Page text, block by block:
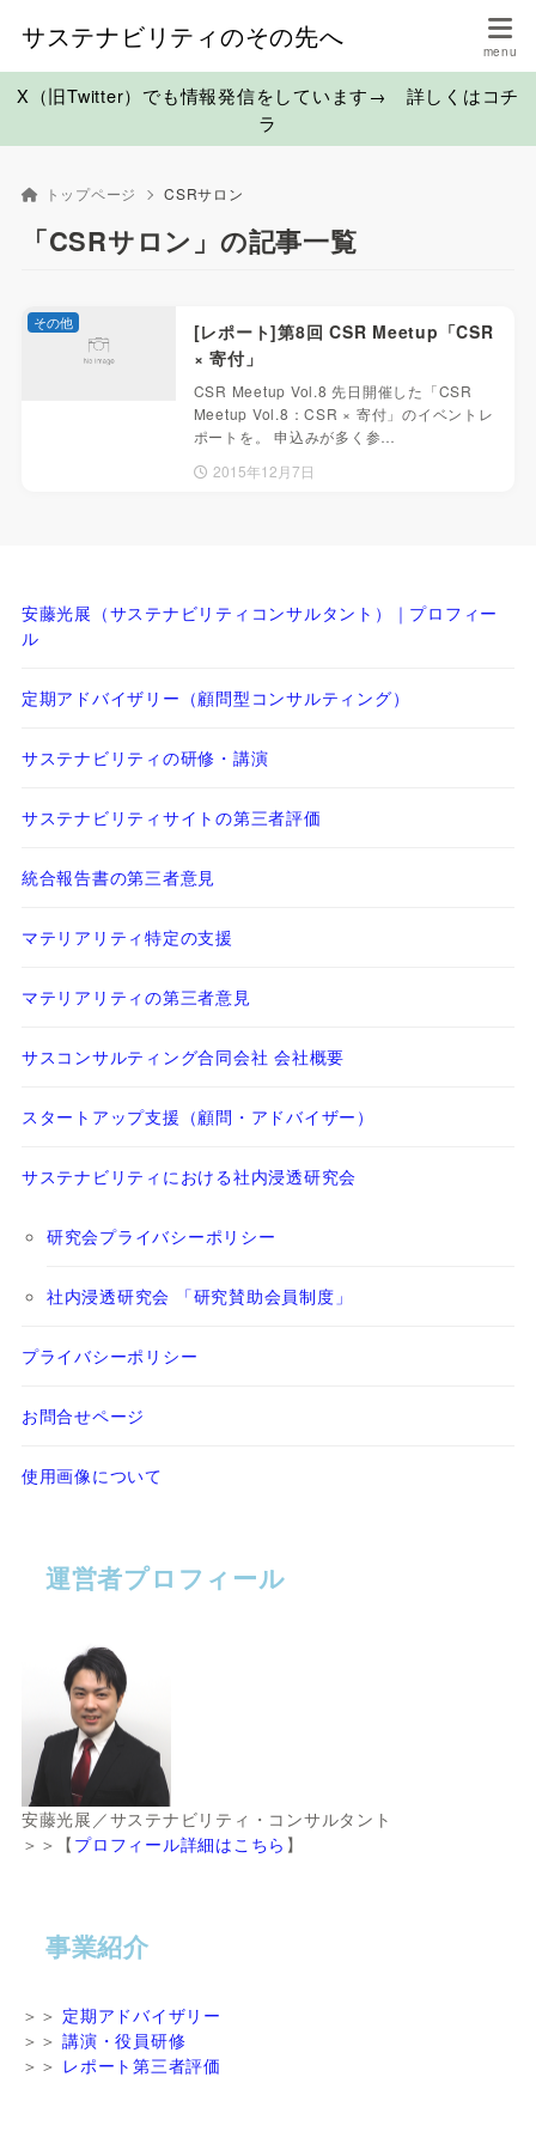
サステナビリティのその先へ
X（旧Twitter）でも情報発信をしています→ 詳しくはコチ
ラ
トップページ CSRサロン
「CSRサロン」の記事一覧
[レポート]第8回 CSR Meetup「CSR
× 寄付」
CSR Meetup Vol.8 先日開催した「CSR
Meetup Vol.8：CSR × 寄付」のイベントレ
ポートを。 申込みが多く参…
2015年12月7日
その他
安藤光展（サステナビリティコンサルタント）｜プロフィー
ル
定期アドバイザリー（顧問型コンサルティング）
サステナビリティの研修・講演
サステナビリティサイトの第三者評価
統合報告書の第三者意見
マテリアリティ特定の支援
マテリアリティの第三者意見
サスコンサルティング合同会社 会社概要
スタートアップ支援（顧問・アドバイザー）
サステナビリティにおける社内浸透研究会
研究会プライバシーポリシー
社内浸透研究会 「研究賛助会員制度」
プライバシーポリシー
お問合せページ
使用画像について
運営者プロフィール
安藤光展／サステナビリティ・コンサルタント
＞＞【 プロフィール詳細はこちら 】
事業紹介
＞＞ 定期アドバイザリー
＞＞講演・役員研修
＞＞ レポート第三者評価